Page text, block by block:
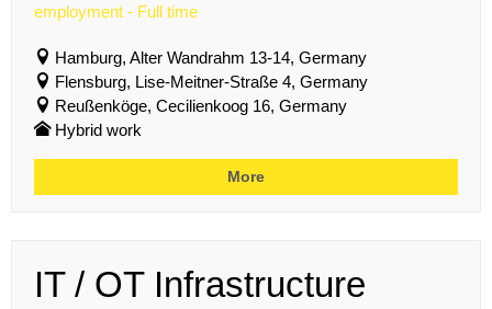
employment - Full time
Hamburg, Alter Wandrahm 13-14, Germany
Flensburg, Lise-Meitner-Straße 4, Germany
Reußenköge, Cecilienkoog 16, Germany
Hybrid work
More
IT / OT Infrastructure